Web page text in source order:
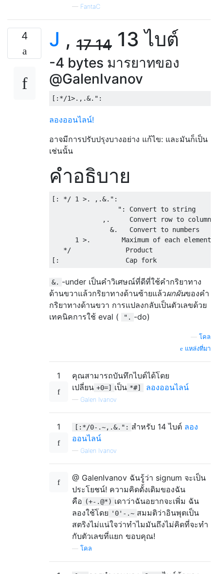
— FantaC
4 J , 1714 13 ไบต์
-4 bytes มารยาทของ
@GalenIvanov
ลองออนไลน์!
อาจมีการปรับปรุงบางอย่าง แก้ไข: และมันก็เป็น
เช่นนั้น
คำอธิบาย
[: */ 1 >. ,.&.":
                 ": Convert to string
,.     Convert row to column
               &.   Convert to numbers
1 >.        Maximum of each element
   */              Product
&. -under เป็นคำวิเศษณ์ที่ดีที่ใช้คำกริยาทาง
ด้านขวาแล้วกริยาทางด้านซ้ายแล้วผกผันของคำ
กริยาทางด้านขวา การแปลงกลับเป็นตัวเลขด้วย
เทคนิคการใช้ eval (
". -do)
โคล
แหล่งที่มา
1
คุณสามารถบันทึกไบต์ได้โดย
เปลี่ยน +0=] เป็น *#] ลองออนไลน์
— Galen Ivanov
1 [:*/0-.~,.&.": สำหรับ 14 ไบต์ ลอง
ออนไลน์
— Galen Ivanov
@ GalenIvanov ฉันรู้ว่า signum จะเป็น
ประโยชน์! ความคิดดั้งเดิมของฉัน
คือ (+-.@*) เดาว่าฉันอยากจะเพิ่ม ฉัน
ลองใช้โดย '0'-.~ สมมติว่าอินพุตเป็น
สตริงไม่แน่ใจว่าทำไมมันถึงไม่คิดที่จะทำ
กับตัวเลขที่แยก ขอบคุณ!
โคล